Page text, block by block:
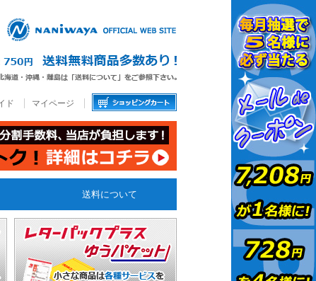
ド マイページ
送料について